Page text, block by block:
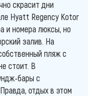
скрасит дни
Hyatt Regency Kotor
и номера люксы, но
залив. На
пляж с
стоит. В
бары с
отдых в этом